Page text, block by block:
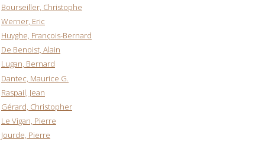
Bourseiller, Christophe
Werner, Eric
Huyghe, François-Bernard
De Benoist, Alain
Lugan, Bernard
Dantec, Maurice G.
Raspail, Jean
Gérard, Christopher
Le Vigan, Pierre
Jourde, Pierre